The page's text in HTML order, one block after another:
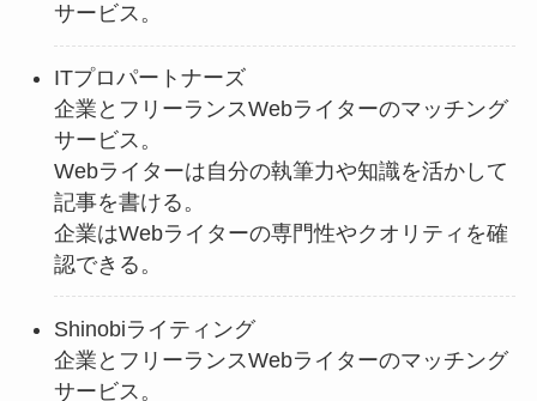
サービス。
ITプロパートナーズ
企業とフリーランスWebライターのマッチング
サービス。
Webライターは自分の執筆力や知識を活かして
記事を書ける。
企業はWebライターの専門性やクオリティを確
認できる。
Shinobiライティング
企業とフリーランスWebライターのマッチング
サービス。